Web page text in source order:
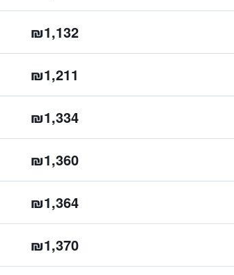
₪1,132
₪1,211
₪1,334
₪1,360
₪1,364
₪1,370